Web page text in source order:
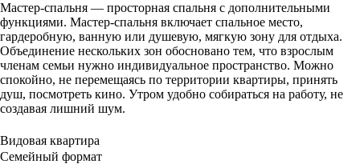
Мастер-спальня — просторная спальня с дополнительными
функциями. Мастер-спальня включает спальное место,
гардеробную, ванную или душевую, мягкую зону для отдыха.
Объединение нескольких зон обосновано тем, что взрослым
членам семьи нужно индивидуальное пространство. Можно
спокойно, не перемещаясь по территории квартиры, принять
душ, посмотреть кино. Утром удобно собираться на работу, не
создавая лишний шум.
Видовая квартира
Семейный формат